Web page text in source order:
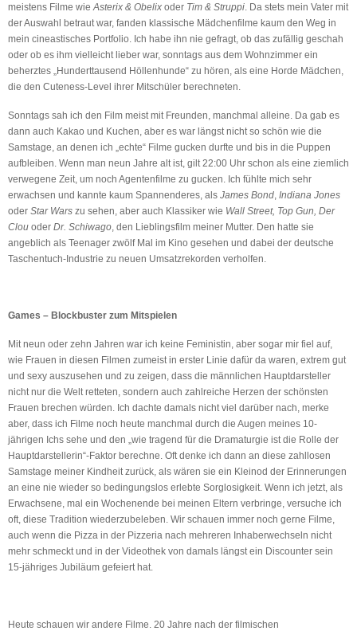
meistens Filme wieAsterix & Obelix oder Tim & Struppi. Da stets mein Vater mit
der Auswahl betraut war, fanden klassische Mädchenfilme kaum den Weg in
mein cineastisches Portfolio. Ich habe ihn nie gefragt, ob das zufällig geschah
oder ob es ihm vielleicht lieber war, sonntags aus dem Wohnzimmer ein
beherztes „Hunderttausend Höllenhunde“ zu hören, als eine Horde Mädchen,
die den Cuteness-Level ihrer Mitschüler berechneten.
Sonntags sah ich den Film meist mit Freunden, manchmal alleine. Da gab es
dann auch Kakao und Kuchen, aber es war längst nicht so schön wie die
Samstage, an denen ich „echte“ Filme gucken durfte und bis in die Puppen
aufbleiben. Wenn man neun Jahre alt ist, gilt 22:00 Uhr schon als eine ziemlich
verwegene Zeit, um noch Agentenfilme zu gucken. Ich fühlte mich sehr
erwachsen und kannte kaum Spannenderes, als James Bond Indiana Jones
oder Star Wars zu sehen, aber auch Klassiker wie Wall Street, Top Gun, Der
Clou oder Dr. Schiwago , den Lieblingsfilm meiner Mutter. Den hatte sie
angeblich als Teenager zwölf Mal im Kino gesehen und dabei der deutsche
Taschentuch-Industrie zu neuen Umsatzrekorden verholfen.
Games – Blockbuster zum Mitspielen
Mit neun oder zehn Jahren war ich keine Feministin, aber sogar mir fiel auf,
wie Frauen in diesen Filmen zumeist in erster Linie dafür da waren, extrem gut
und sexy auszusehen und zu zeigen, dass die männlichen Hauptdarsteller
nicht nur die Welt retteten, sondern auch zahlreiche Herzen der schönsten
Frauen brechen würden. Ich dachte damals nicht viel darüber nach, merke
aber, dass ich Filme noch heute manchmal durch die Augen meines 10-
jährigen Ichs sehe und den „wie tragend für die Dramaturgie ist die Rolle der
Hauptdarstellerin“-Faktor berechne. Oft denke ich dann an diese zahllosen
Samstage meiner Kindheit zurück, als wären sie ein Kleinod der Erinnerungen
an eine nie wieder so bedingungslos erlebte Sorglosigkeit. Wenn ich jetzt, als
Erwachsene, mal ein Wochenende bei meinen Eltern verbringe, versuche ich
oft, diese Tradition wiederzubeleben. Wir schauen immer noch gerne Filme,
auch wenn die Pizza in der Pizzeria nach mehreren Inhaberwechseln nicht
mehr schmeckt und in der Videothek von damals längst ein Discounter sein
15-jähriges Jubiläum gefeiert hat.
Heute schauen wir andere Filme. 20 Jahre nach der filmischen